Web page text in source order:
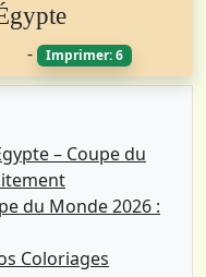
- Imprimer: 6
– Coupe du
du Monde 2026 :
Coloriages